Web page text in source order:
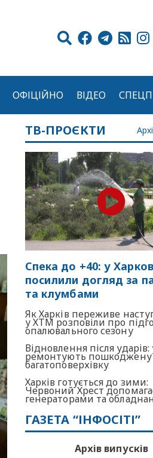
ОФІЦІЙНО ВІДЕО
ТВ-ПРОЄКТИ
Спека до +40: у
посилили догляд за
та клумбами
Як Харків переживе
у ХТМ розповіли про
опалювального сезону
Відновлення після ударів:
ремонтують пошкоджену
багатоповерхівку
Харків готується до зими:
Червоний Хрест
генераторами та
ГАЗЕТА “ІНФОСІТІ”
Архів випусків